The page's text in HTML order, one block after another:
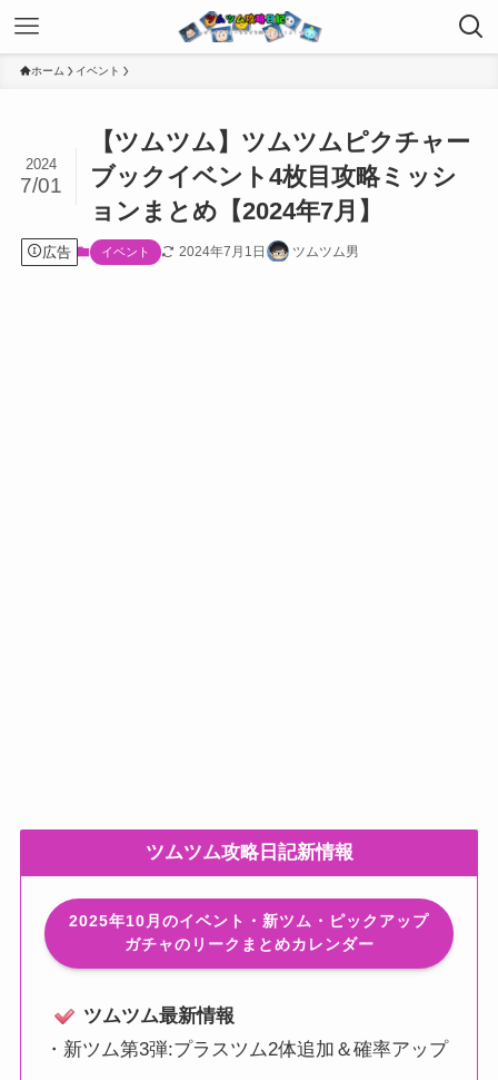
ホーム イベント
【ツムツム】ツムツムピクチャー
ブックイベント4枚目攻略ミッシ
ョンまとめ【2024年7月】
2024
7/01
広告 イベント 2024年7月1日 ツムツム男
ツムツム攻略日記新情報
2025年10月のイベント・新ツム・ピックアップ
ガチャのリークまとめカレンダー
ツムツム最新情報
・ 新ツム第3弾:プラスツム2体追加＆確率アップ